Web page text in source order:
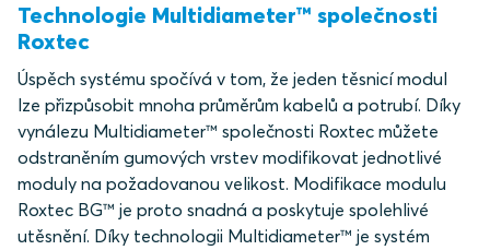
Technologie Multidiameter™ společnosti
Roxtec
Úspěch systému spočívá v tom, že jeden těsnicí modul
lze přizpůsobit mnoha průměrům kabelů a potrubí. Díky
vynálezu Multidiameter™ společnosti Roxtec můžete
odstraněním gumových vrstev modifikovat jednotlivé
moduly na požadovanou velikost. Modifikace modulu
Roxtec BG™ je proto snadná a poskytuje spolehlivé
utěsnění. Díky technologii Multidiameter™ je systém